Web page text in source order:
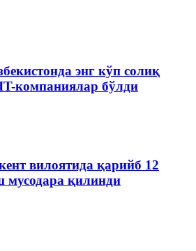
энг кўп солиқ
компаниялар бўлди
вилоятида қарийб 12
қилинди